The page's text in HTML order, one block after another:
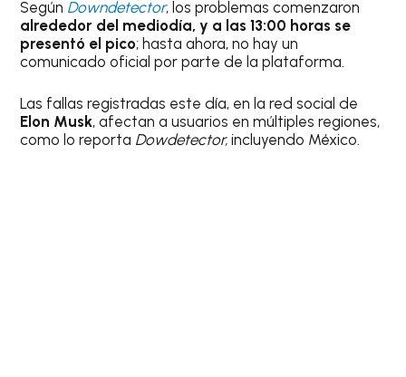
Según Downdetector, los problemas comenzaron
alrededor del mediodía, y a las 13:00 horas se
presentó el pico; hasta ahora, no hay un
comunicado oficial por parte de la plataforma.
Las fallas registradas este día, en la red social de
Elon Musk, afectan a usuarios en múltiples regiones,
como lo reporta Dowdetector, incluyendo México.